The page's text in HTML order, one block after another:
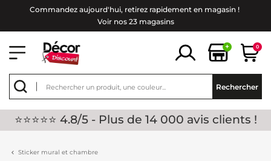
Commandez aujourd'hui, retirez rapidement en magasin !
Voir nos 23 magasins
+ 0
Rechercher
⭐⭐⭐⭐⭐ 4.8/5 - Plus de 14 000 avis clients !
Sticker mural et chambre